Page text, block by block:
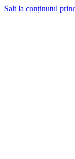
Salt la conținutul